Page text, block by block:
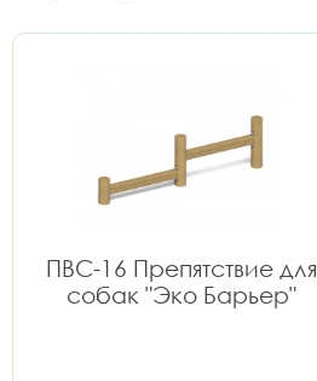
ПВС-16 Препятствие для
собак "Эко Барьер"